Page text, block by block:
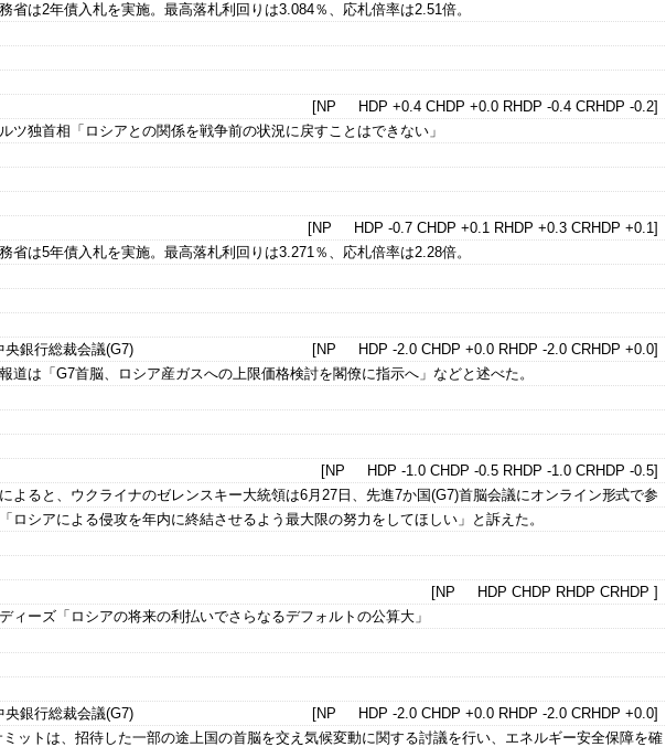
省は2年債入札を実施。最高落札利回りは3.084％、応札倍率は2.51倍。
[NP HDP +0.4 CHDP +0.0 RHDP -0.4 CRHDP -0.2]
ツ独首相「ロシアとの関係を戦争前の状況に戻すことはできない」
[NP HDP -0.7 CHDP +0.1 RHDP +0.3 CRHDP +0.1]
省は5年債入札を実施。最高落札利回りは3.271％、応札倍率は2.28倍。
銀行総裁会議(G7)
[NP HDP -2.0 CHDP +0.0 RHDP -2.0 CRHDP +0.0]
報道は「G7首脳、ロシア産ガスへの上限価格検討を閣僚に指示へ」などと述べた。
[NP HDP -1.0 CHDP -0.5 RHDP -1.0 CRHDP -0.5]
によると、ウクライナのゼレンスキー大統領は6月27日、先進7か国(G7)首脳会議にオンライン形式で参
ロシアによる侵攻を年内に終結させるよう最大限の努力をしてほしい」と訴えた。
[NP HDP CHDP RHDP CRHDP ]
ィーズ「ロシアの将来の利払いでさらなるデフォルトの公算大」
銀行総裁会議(G7)
[NP HDP -2.0 CHDP +0.0 RHDP -2.0 CRHDP +0.0]
ミットは、招待した一部の途上国の首脳を交え気候変動に関する討議を行い、エネルギー安全保障を確